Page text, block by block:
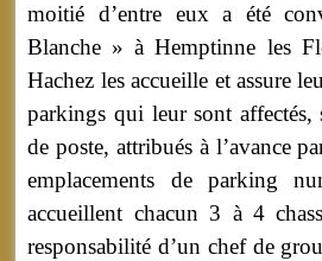
moitié d’entre eux a été
Blanche » à Hemptinne les
Hachez les accueille et assure
parkings qui leur sont affectés,
de poste, attribués à l’avance
emplacements de parking
accueillent chacun 3 à 4
responsabilité d’un chef de